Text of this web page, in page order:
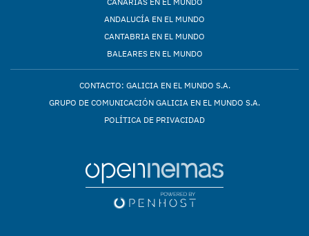
ANDALUCÍA EN EL MUNDO
CANTABRIA EN EL MUNDO
BALEARES EN EL MUNDO
CONTACTO: GALICIA EN EL MUNDO S.A.
GRUPO DE COMUNICACIÓN GALICIA EN EL MUNDO S.A.
POLÍTICA DE PRIVACIDAD